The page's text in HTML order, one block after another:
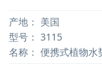
产地： 美国
型号： 3115
名称： 便携式植物水